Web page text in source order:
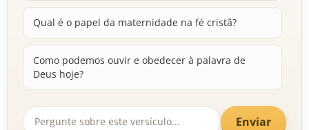
Qual é o papel da maternidade na fé cristã?
Como podemos ouvir e obedecer à palavra de
Deus hoje?
Enviar